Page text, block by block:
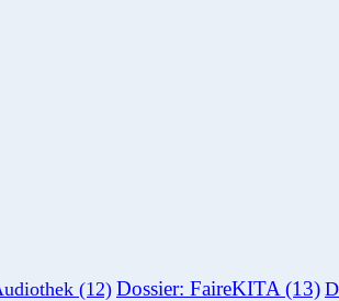
(12) Dossier: FaireKITA (13)